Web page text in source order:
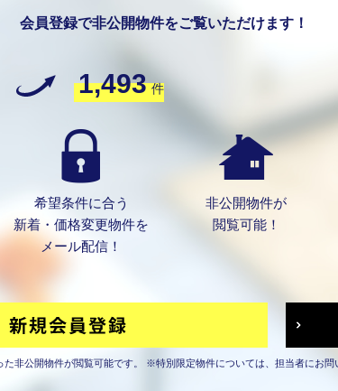
会員登録で非公開物件をご覧いただけます！
1,493 件
希望条件に合う
新着・価格変更物件を
メール配信！
非公開物件が
閲覧可能！
非公開物件が閲覧可能です。 ※特別限定物件については、担当者にお問